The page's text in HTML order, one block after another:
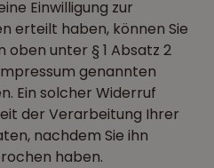
Einwilligung zur
erteilt haben, können Sie
oben unter § 1 Absatz 2
genannten
Ein solcher Widerruf
der Verarbeitung Ihrer
nachdem Sie ihn
haben.